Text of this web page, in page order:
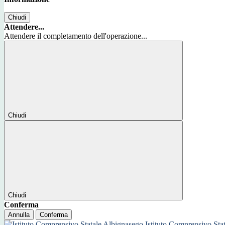
Chiudi
Attendere...
Attendere il completamento dell'operazione...
Chiudi
Chiudi
Conferma
Annulla Conferma